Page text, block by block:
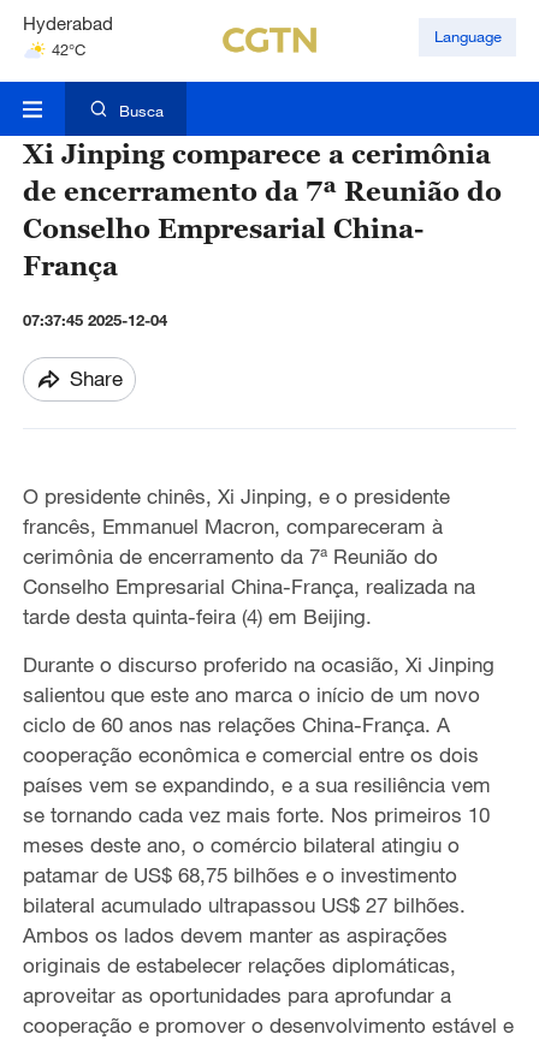
Hyderabad
42°C
Mumbai
Language
Busca
Xi Jinping comparece a cerimônia
de encerramento da 7ª Reunião do
Conselho Empresarial China-
França
07:37:45 2025-12-04
Share
O presidente chinês, Xi Jinping, e o presidente
francês, Emmanuel Macron, compareceram à
cerimônia de encerramento da 7ª Reunião do
Conselho Empresarial China-França, realizada na
tarde desta quinta-feira (4) em Beijing.
Durante o discurso proferido na ocasião, Xi Jinping
salientou que este ano marca o início de um novo
ciclo de 60 anos nas relações China-França. A
cooperação econômica e comercial entre os dois
países vem se expandindo, e a sua resiliência vem
se tornando cada vez mais forte. Nos primeiros 10
meses deste ano, o comércio bilateral atingiu o
patamar de US$ 68,75 bilhões e o investimento
bilateral acumulado ultrapassou US$ 27 bilhões.
Ambos os lados devem manter as aspirações
originais de estabelecer relações diplomáticas,
aproveitar as oportunidades para aprofundar a
cooperação e promover o desenvolvimento estável e